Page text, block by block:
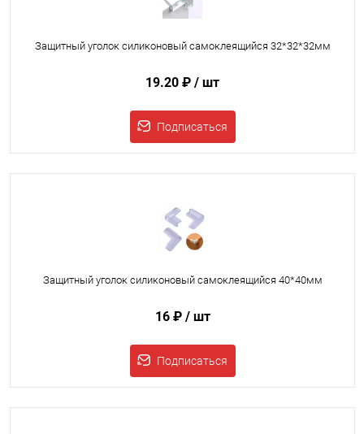
Защитный уголок силиконовый самоклеящийся 32*32*32мм
19.20 ₽ / шт
Подписаться
Защитный уголок силиконовый самоклеящийся 40*40мм
16 ₽ / шт
Подписаться